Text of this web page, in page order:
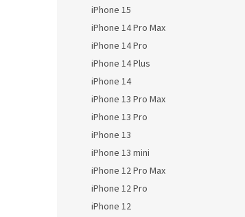
iPhone 15
iPhone 14 Pro Max
iPhone 14 Pro
iPhone 14 Plus
iPhone 14
iPhone 13 Pro Max
iPhone 13 Pro
iPhone 13
iPhone 13 mini
iPhone 12 Pro Max
iPhone 12 Pro
iPhone 12